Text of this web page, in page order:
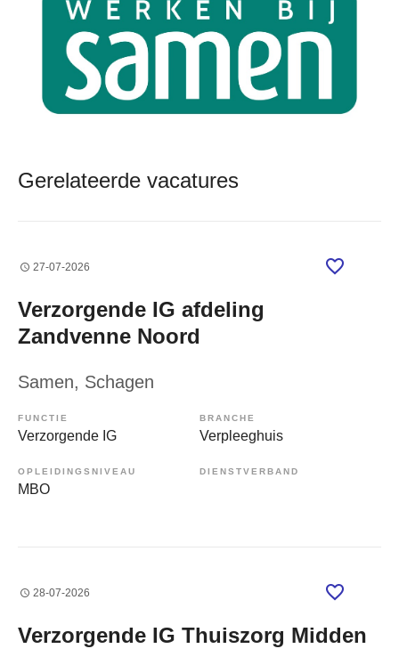
Gerelateerde vacatures
27-07-2026
Verzorgende IG afdeling
Zandvenne Noord
Samen, Schagen
FUNCTIE
Verzorgende IG
BRANCHE
Verpleeghuis
OPLEIDINGSNIVEAU
MBO
DIENSTVERBAND
28-07-2026
Verzorgende IG Thuiszorg Midden